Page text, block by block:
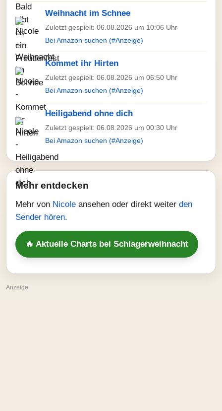
Weihnacht im Schnee
Zuletzt gespielt: 06.08.2026 um 10:06 Uhr
Bei Amazon suchen (#Anzeige)
Kommet ihr Hirten
Zuletzt gespielt: 06.08.2026 um 06:50 Uhr
Bei Amazon suchen (#Anzeige)
Heiligabend ohne dich
Zuletzt gespielt: 06.08.2026 um 00:30 Uhr
Bei Amazon suchen (#Anzeige)
Mehr entdecken
Mehr von Nicole ansehen oder direkt weiter den
Sender hören.
🔥 Aktuelle Charts bei Schlagerweihnacht
Anzeige